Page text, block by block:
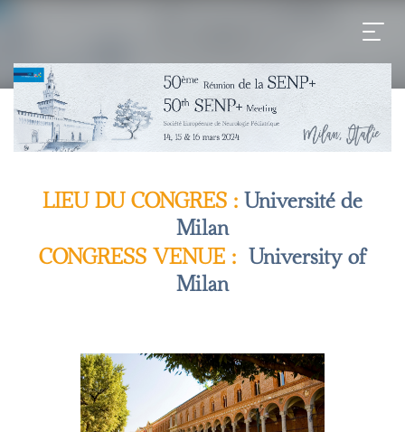
LIEU DU CONGRES : Université de
Milan
CONGRESS VENUE :
University of
Milan